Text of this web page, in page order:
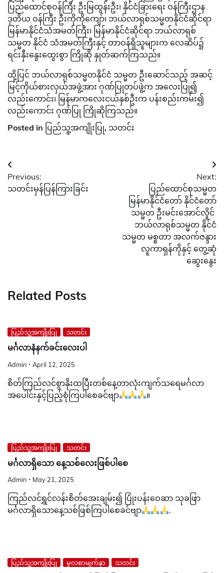
ပြည်ထောင်စုဝန်ကြီး ဦးမြထွန်းဦး၊ နိုင်ငံခြားရေး ဝန်ကြီးဌာန
ဒုတိယ ဝန်ကြီး ဦးကိုကိုကျော်၊ ဘယ်လာရုစ်သမ္မတနိုင်ငံဆိုင်ရာ
မြန်မာနိုင်ငံသံအမတ်ကြီး၊ မြန်မာနိုင်ငံဆိုင်ရာ ဘယ်လာရုစ်
သမ္မတ နိုင်ငံ သံအမတ်ကြီးနှင့် တာဝန်ရှိသူများက လေဆိပ်၌
ရင်းနှီးနွေးထွေးစွာ ကြိုဆို နှုတ်ဆက်ကြသည်။
ထို့ပြင် ဘယ်လာရုစ်သမ္မတနိုင်ငံ သမ္မတ ဦးဆောင်သည့် အဆင့်
မြင့်ကိုယ်စားလှယ်အဖွဲ့အား ဂုဏ်ပြုတပ်ဖွဲ့က အလေးပြု၍
လည်းကောင်း၊ မြန်မာကလေးငယ်နှစ်ဦးက ပန်းစည်းကမ်း၍
လည်းကောင်း ဂုဏ်ပြု ကြိုဆိုကြသည်။
Posted in ပြည်သူ့အကျိုးပြု, သတင်း
Post
navigation
Previous:
သတင်းမှန်ပြန်ကြားခြင်း
Next:
ပြည်ထောင်စုသမ္မတ
မြန်မာနိုင်ငံတော် နိုင်ငံတော်
သမ္မတ ဦးမင်းအောင်လှိုင်
ဘယ်လာရုစ်သမ္မတ နိုင်ငံ
သမ္မတ မစ္စတာ အလက်ဇန္ဒား
လူကာရှန်ကိုနှင့် တွေ့ဆုံ
ဆွေးနွေး
Related Posts
ပြည်သူ့အကျိုးပြု သတင်း
မင်္ဂလာနံနက်ခင်းလေးပါ
Admin April 12, 2025
စိတ်ကြည်လင်စွာနိုးထပြီးတစ်နေ့တာလုံးကျက်သရေမင်္ဂလာ
အပေါင်းနှင့်ပြည့်စုံကြပါစေခင်ဗျာ
။
ပြည်သူ့အကျိုးပြု သတင်း
မင်္ဂလာရှိသော နေ့သစ်လေးဖြစ်ပါစေ
Admin May 21, 2025
ကြည်လင်ရွှင်လန်းစိတ်အေးချမ်း၍ ပြုံးပန်းဝေဆာ သုခဖြာ
မင်္ဂလာရှိသောနေ့သစ်ဖြစ်ကြပါစေခင်ဗျာ
.
ပြည်သူ့အကျိုးပြု မူလစာမျက်နှာ သတင်း